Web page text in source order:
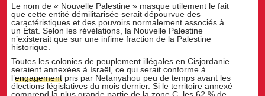
Le nom de « Nouvelle Palestine » masque utilement le fait
que cette entité démilitarisée serait dépourvue des
caractéristiques et des pouvoirs normalement associés à
un État. Selon les révélations, la Nouvelle Palestine
n’existerait que sur une infime fraction de la Palestine
historique.
Toutes les colonies de peuplement illégales en Cisjordanie
seraient annexées à Israël, ce qui serait conforme à
l’engagement pris par Netanyahou peu de temps avant les
élections législatives du mois dernier. Si le territoire annexé
comprend la plus grande partie de la zone C, les 62 % de